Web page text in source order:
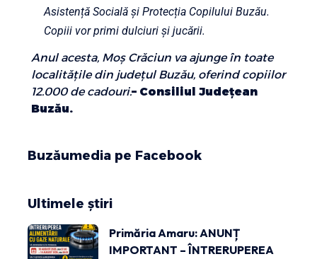
Asistență Socială și Protecția Copilului Buzău.
Copiii vor primi dulciuri și jucării.
Anul acesta, Moș Crăciun va ajunge în toate
localitățile din județul Buzău, oferind copiilor
12.000 de cadouri.– Consiliul Județean
Buzău.
Buzăumedia pe Facebook
Ultimele știri
Primăria Amaru: ANUNȚ
IMPORTANT – ÎNTRERUPEREA